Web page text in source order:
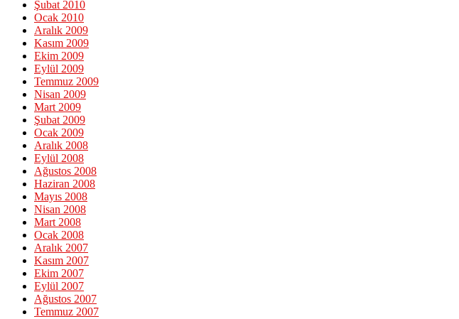
Şubat 2010
Ocak 2010
Aralık 2009
Kasım 2009
Ekim 2009
Eylül 2009
Temmuz 2009
Nisan 2009
Mart 2009
Şubat 2009
Ocak 2009
Aralık 2008
Eylül 2008
Ağustos 2008
Haziran 2008
Mayıs 2008
Nisan 2008
Mart 2008
Ocak 2008
Aralık 2007
Kasım 2007
Ekim 2007
Eylül 2007
Ağustos 2007
Temmuz 2007